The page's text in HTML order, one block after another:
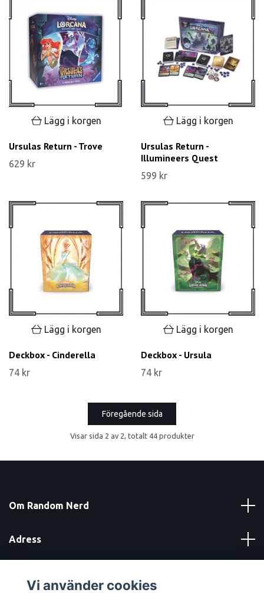
Lägg i korgen
Ursulas Return - Trove
629 kr
Lägg i korgen
Ursulas Return -
Illumineers Quest
599 kr
Lägg i korgen
Deckbox - Cinderella
74 kr
Lägg i korgen
Deckbox - Ursula
74 kr
Föregående sida
Visar sida 2 av 2, totalt 44 produkter
Om Random Nerd
Adress
Vi använder cookies